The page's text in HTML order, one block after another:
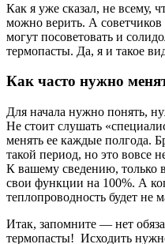
Как я уже сказал, не всему,
можно верить. А советчиков
могут посоветовать и
термопасты. Да, я и такое
Как часто нужно
Для начала нужно понять,
Не стоит слушать
менять ее каждые полгода.
такой период, но это вовсе
К вашему сведению, только
свои функции на 100%. А
теплопроводность будет не
Итак, запомните — нет
термопасты! Исходить